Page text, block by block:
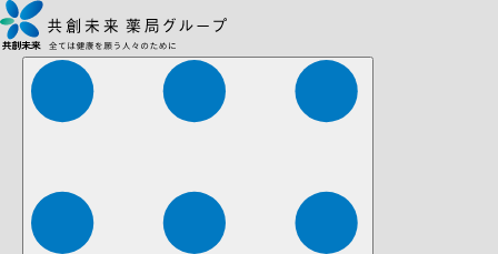
株式会社ファーマみらい 株式会社ストレチア